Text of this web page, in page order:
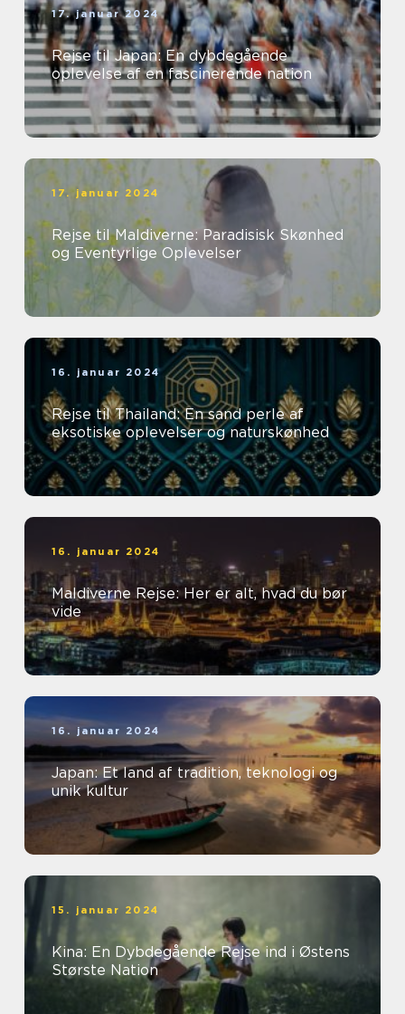
17. januar 2024
Rejse til Japan: En dybdegående
oplevelse af en fascinerende nation
17. januar 2024
Rejse til Maldiverne: Paradisisk Skønhed
og Eventyrlige Oplevelser
16. januar 2024
Rejse til Thailand: En sand perle af
eksotiske oplevelser og naturskønhed
16. januar 2024
Maldiverne Rejse: Her er alt, hvad du bør
vide
16. januar 2024
Japan: Et land af tradition, teknologi og
unik kultur
15. januar 2024
Kina: En Dybdegående Rejse ind i Østens
Største Nation